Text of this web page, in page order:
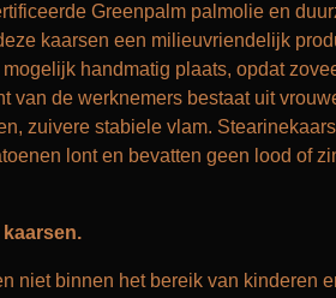
Greenpalm palmolie en
kaarsen een milieuvriendelijk
handmatig plaats, opdat
van de werknemers bestaat uit
zuivere stabiele vlam.
lont en bevatten geen lood of
niet binnen het bereik van kinderen